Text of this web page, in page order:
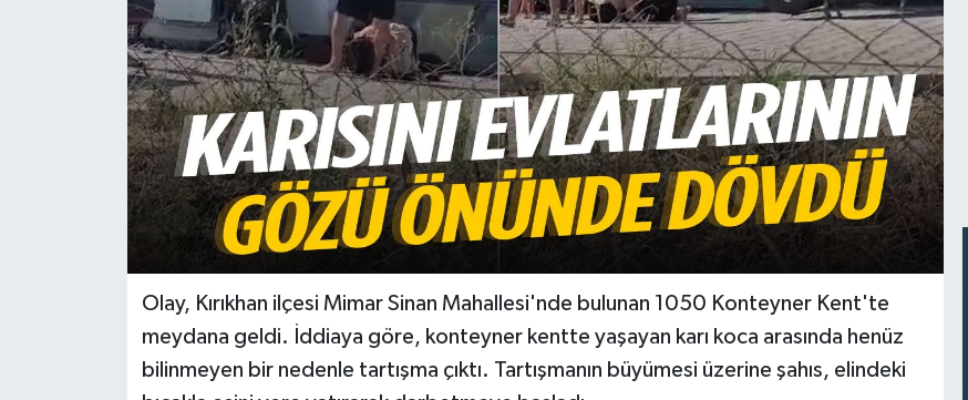
Olay, Kırıkhan ilçesi Mimar Sinan Mahallesi'nde bulunan 1050 Konteyner Kent'te
meydana geldi. İddiaya göre, konteyner kentte yaşayan karı koca arasında henüz
bilinmeyen bir nedenle tartışma çıktı. Tartışmanın büyümesi üzerine şahıs, elindeki